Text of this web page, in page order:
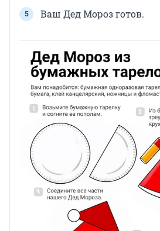
Ваш Дед Мороз готов.